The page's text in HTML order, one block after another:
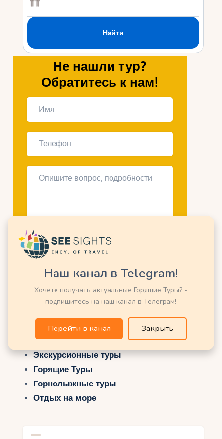
Не нашли тур?
Обратитесь к нам!
Возможно Вас заинтересует еще:
Энциклопедия Курортов и Стран Мира
Поиск туров онлайн
Экскурсионные туры
Горящие Туры
Горнолыжные туры
Отдых на море
Наш канал в Telegram!
Хочете получать актуальные Горящие Туры? -
подпишитесь на наш канал в Телеграм!
Перейти в канал Закрыть